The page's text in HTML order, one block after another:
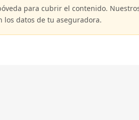
para cubrir el contenido.
los datos de tu aseguradora.